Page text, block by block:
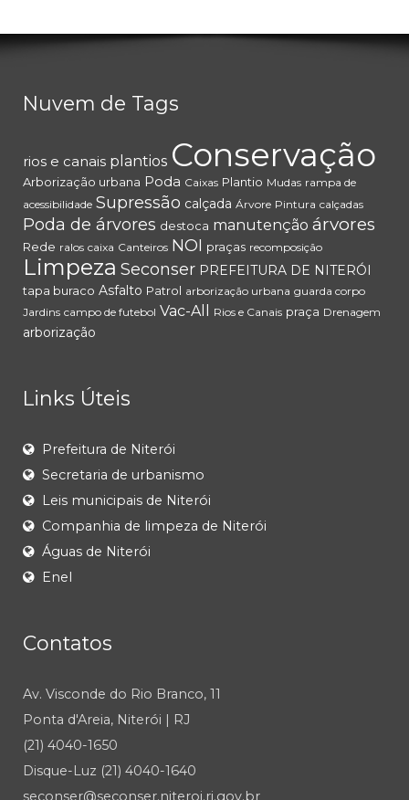
Nuvem de Tags
rios e canais plantios Conservação
Arborização urbana Poda Caixas Plantio Mudas rampa de
acessibilidade Supressão calçada Árvore Pintura calçadas
Poda de árvores destoca manutenção árvores
Rede ralos caixa Canteiros NOI praças recomposição
Limpeza Seconser PREFEITURA DE NITERÓI
tapa buraco Asfalto Patrol arborização urbana guarda corpo
Jardins campo de futebol Vac-All Rios e Canais praça Drenagem
arborização
Links Úteis
Prefeitura de Niterói
Secretaria de urbanismo
Leis municipais de Niterói
Companhia de limpeza de Niterói
Águas de Niterói
Enel
Contatos
Av. Visconde do Rio Branco, 11
Ponta d'Areia, Niterói | RJ
(21) 4040-1650
Disque-Luz (21) 4040-1640
seconser@seconser.niteroi.rj.gov.br